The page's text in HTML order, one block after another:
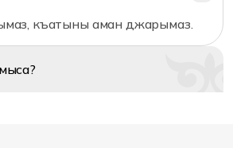
къатыны аман джарымаз.